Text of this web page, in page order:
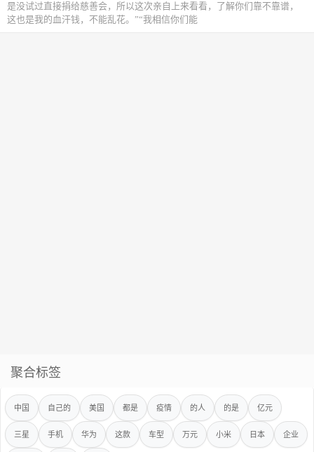
是没试过直接捐给慈善会，所以这次亲自上来看看，了解你们靠不靠谱，
这也是我的血汗钱，不能乱花。”“我相信你们能
聚合标签
中国 自己的 美国 都是 疫情 的人 的是 亿元
三星 手机 华为 这款 车型 万元 小米 日本 企业